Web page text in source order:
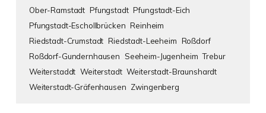
Ober-Ramstadt Pfungstadt Pfungstadt-Eich
Pfungstadt-Eschollbrücken Reinheim
Riedstadt-Crumstadt Riedstadt-Leeheim Roßdorf
Roßdorf-Gundernhausen Seeheim-Jugenheim Trebur
Weiterstaddt Weiterstadt Weiterstadt-Braunshardt
Weiterstadt-Gräfenhausen Zwingenberg